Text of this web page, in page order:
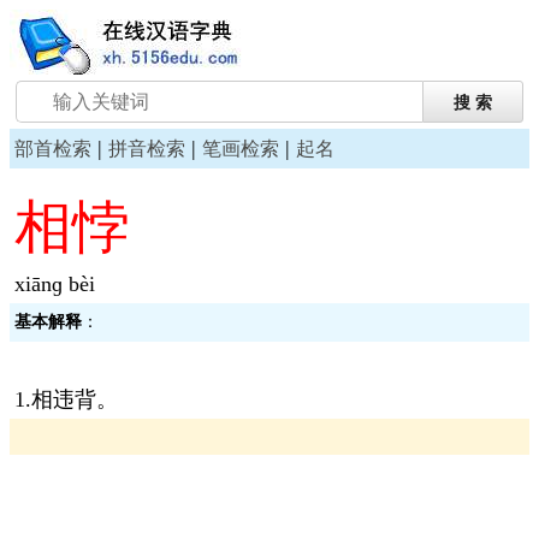
部首检索 | 拼音检索 | 笔画检索 | 起名
相悖
xiānɡ bèi
基本解释 ：
1.相违背。